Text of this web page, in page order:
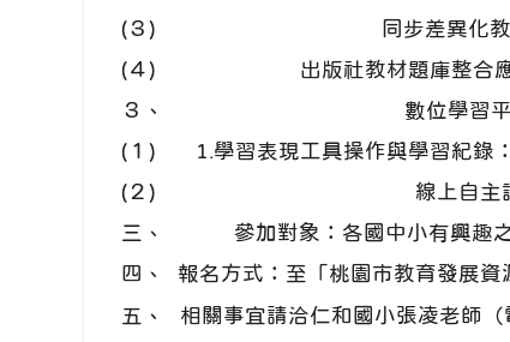
(３)
同步差異化
(４)
出版社教材題庫整合
３、
數位學習
(１)
1.學習表現工具操作與學習紀錄
(２)
線上自主
三、
參加對象：各國中小有興趣
四、
報名方式：至「桃園市教育發展
五、
相關事宜請洽仁和國小張凌老師